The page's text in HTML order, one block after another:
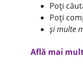
Poți
Poți
și multe
Află mai